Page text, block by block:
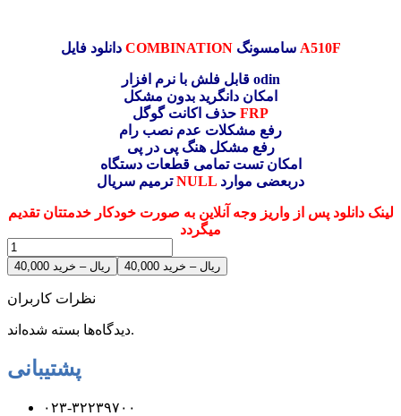
دانلود فایلCOMBINATION سامسونگ A510F
قابل فلش با نرم افزار odin
امکان دانگرید بدون مشکل
حذف اکانت گوگل FRP
رفع مشکلات عدم نصب رام
رفع مشکل هنگ پی در پی
امکان تست تمامی قطعات دستگاه
ترمیم سریالNULL دربعضی موارد
لینک دانلود پس از واریز وجه آنلاین به صورت خودکار خدمتتان تقدیم
میگردد
40,000 ریال – خرید
نظرات کاربران
دیدگاه‌ها بسته شده‌اند.
پشتیبانی
۰۲۳-۳۲۲۳۹۷۰۰